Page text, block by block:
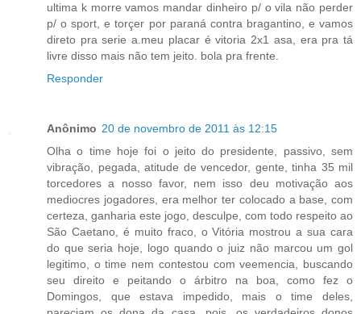
ultima k morre vamos mandar dinheiro p/ o vila não perder
p/ o sport, e torçer por paraná contra bragantino, e vamos
direto pra serie a.meu placar é vitoria 2x1 asa, era pra tá
livre disso mais não tem jeito. bola pra frente.
Responder
Anônimo 20 de novembro de 2011 às 12:15
Olha o time hoje foi o jeito do presidente, passivo, sem
vibração, pegada, atitude de vencedor, gente, tinha 35 mil
torcedores a nosso favor, nem isso deu motivação aos
mediocres jogadores, era melhor ter colocado a base, com
certeza, ganharia este jogo, desculpe, com todo respeito ao
São Caetano, é muito fraco, o Vitória mostrou a sua cara
do que seria hoje, logo quando o juiz não marcou um gol
legitimo, o time nem contestou com veemencia, buscando
seu direito e peitando o árbitro na boa, como fez o
Domingos, que estava impedido, mais o time deles,